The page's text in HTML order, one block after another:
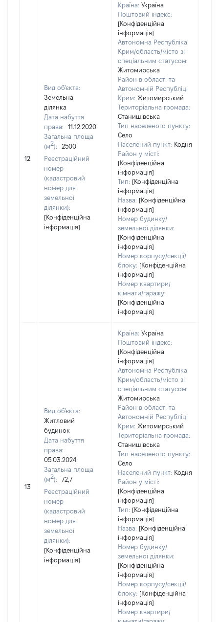
12
Вид об'єкта:
Земельна
ділянка
Дата набуття
права:
11.12.2020
Загальна площа
(м2):
2500
Реєстраційний
номер
(кадастровий
номер для
земельної
ділянки):
[Конфіденційна
інформація]
Країна: Україна
Поштовий індекс:
[Конфіденційна
інформація]
Автономна Республіка
Крим/область/місто зі
спеціальним статусом:
Житомирська
Район в області та
Автономній Республіці
Крим: Житомирський
Територіальна громада:
Станишівська
Тип населеного пункту:
Село
Населений пункт: Кодня
Район у місті:
[Конфіденційна
інформація]
Тип: [Конфіденційна
інформація]
Назва: [Конфіденційна
інформація]
Номер будинку/
земельної ділянки:
[Конфіденційна
інформація]
Номер корпусу/секції/
блоку: [Конфіденційна
інформація]
Номер квартири/
кімнати/гаражу:
[Конфіденційна
інформація]
13
Вид об'єкта:
Житловий
будинок
Дата набуття
права:
05.03.2024
Загальна площа
(м2):
72,7
Реєстраційний
номер
(кадастровий
номер для
земельної
ділянки):
[Конфіденційна
інформація]
Країна: Україна
Поштовий індекс:
[Конфіденційна
інформація]
Автономна Республіка
Крим/область/місто зі
спеціальним статусом:
Житомирська
Район в області та
Автономній Республіці
Крим: Житомирський
Територіальна громада:
Станишівська
Тип населеного пункту:
Село
Населений пункт: Кодня
Район у місті:
[Конфіденційна
інформація]
Тип: [Конфіденційна
інформація]
Назва: [Конфіденційна
інформація]
Номер будинку/
земельної ділянки:
[Конфіденційна
інформація]
Номер корпусу/секції/
блоку: [Конфіденційна
інформація]
Номер квартири/